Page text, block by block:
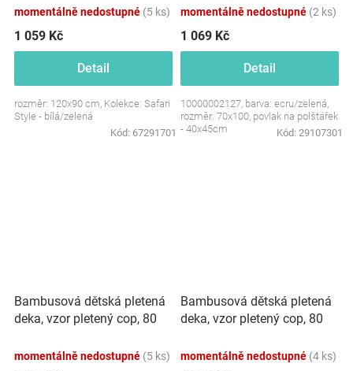
potiskem/zelená
momentálně nedostupné (5 ks)
1 059 Kč
Detail
rozměr: 120x90 cm, Kolekce: Safari
Style - bílá/zelená
Kód: 67291701
ecru/zelená
momentálně nedostupné (2 ks)
1 069 Kč
Detail
10000002127, barva: ecru/zelená,
rozměr: 70x100, povlak na polštářek
- 40x45cm
Kód: 29107301
Bambusová dětská pletená
deka, vzor pletený cop, 80
momentálně nedostupné (5 ks)
Bambusová dětská pletená
deka, vzor pletený cop, 80
momentálně nedostupné (4 ks)